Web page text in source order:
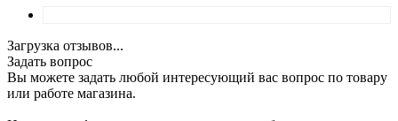
Загрузка отзывов...
Задать вопрос
Вы можете задать любой интересующий вас вопрос по товару
или работе магазина.